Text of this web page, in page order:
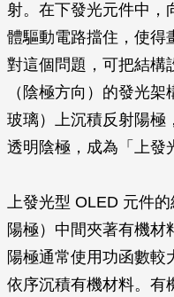
射。在下發光元件中，
體驅動電路擋住，使得
對這個問題，可把結構
（陰極方向）的發光
玻璃）上沉積反射陽極
透明陰極，成為「上發
上發光型 OLED 元件
陽極）中間夾著有機材
陽極通常使用功函數較
依序沉積有機材料。有